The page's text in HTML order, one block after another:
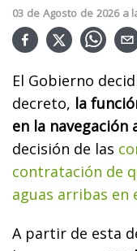
03 de Agosto de 2026 a
El Gobierno
decreto, la
en la navegación
decisión de las
contratación de
aguas arribas
A partir de esta